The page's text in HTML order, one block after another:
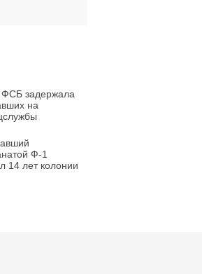
ФСБ задержала
на
Ф-1
14 лет колонии